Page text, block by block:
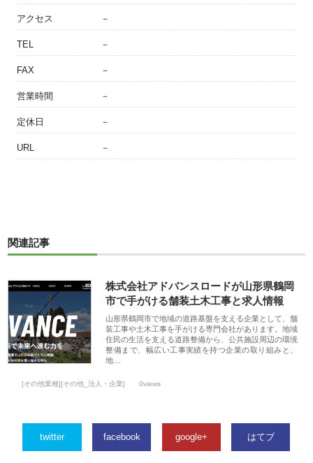
アクセス －
TEL －
FAX －
営業時間 －
定休日 －
URL －
関連記事
株式会社アドバンスロードが山形県鶴岡
市で手がける舗装土木工事と求人情報
山形県鶴岡市で地域の道路基盤を支える企業として、舗
装工事や土木工事を手がける専門会社があります。地域
住民の生活を支える道路整備から、公共施設周辺の環境
整備まで、幅広い工事実績を持つ企業の取り組みと、
地…
[その他業種][その他_法人・企業] 0views
twitter facebook google+ はてブ